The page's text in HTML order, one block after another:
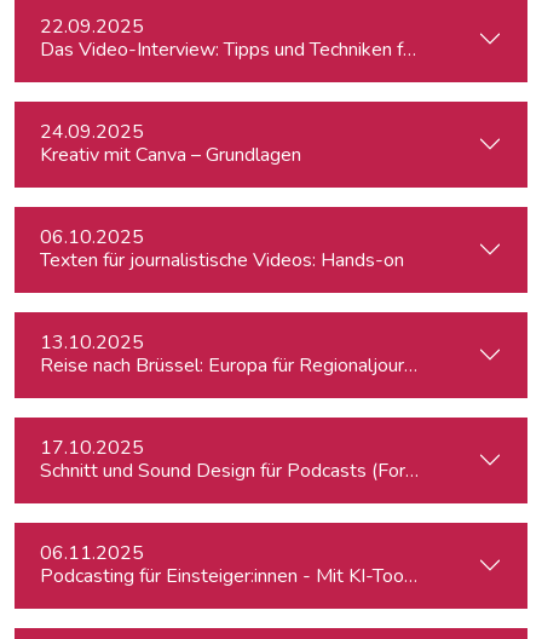
22.09.2025
Das Video-Interview: Tipps und Techniken für TV und Web
24.09.2025
Kreativ mit Canva – Grundlagen
06.10.2025
Texten für journalistische Videos: Hands-on
13.10.2025
Reise nach Brüssel: Europa für Regionaljournalist:innen
17.10.2025
Schnitt und Sound Design für Podcasts (Fortgeschrittene)
06.11.2025
Podcasting für Einsteiger:innen - Mit KI-Tools zum Erfolg